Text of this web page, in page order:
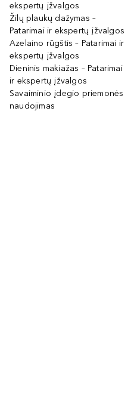
ekspertų įžvalgos
Žilų plaukų dažymas –
Patarimai ir ekspertų įžvalgos
Azelaino rūgštis – Patarimai ir
ekspertų įžvalgos
Dieninis makiažas – Patarimai
ir ekspertų įžvalgos
Savaiminio įdegio priemonės
naudojimas